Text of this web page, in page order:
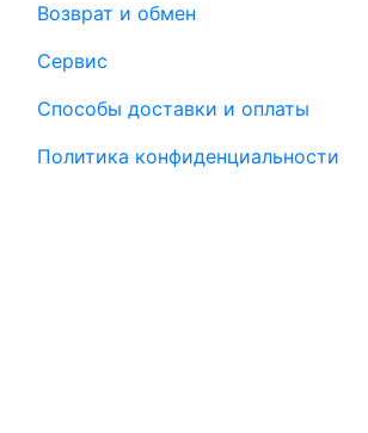
Возврат и обмен
Сервис
Способы доставки и оплаты
Политика конфиденциальности